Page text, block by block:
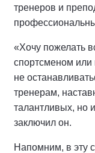
тренеров и
«Хочу пожелать
спортсменом или
не
тренерам,
талантливых, но
заключил он.
Напомним, в эту